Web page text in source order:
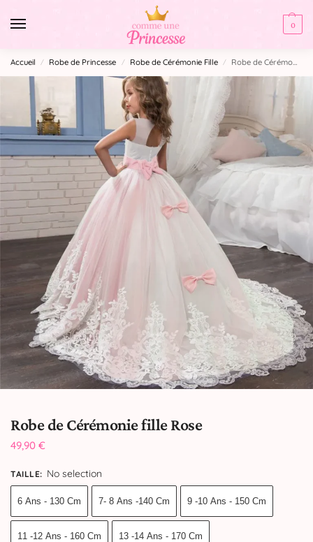
0
Accueil / Robe de Princesse / Robe de Cérémonie Fille​ / Robe de Cérémonie fille Rose
Robe de Cérémonie fille Rose
49,90 €
TAILLE: No selection
6 Ans - 130 Cm 7- 8 Ans -140 Cm 9 -10 Ans - 150 Cm
11 -12 Ans - 160 Cm 13 -14 Ans - 170 Cm